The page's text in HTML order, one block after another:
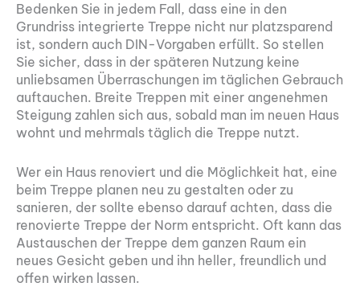
Bedenken Sie in jedem Fall, dass eine in den
Grundriss integrierte Treppe nicht nur platzsparend
ist, sondern auch DIN-Vorgaben erfüllt. So stellen
Sie sicher, dass in der späteren Nutzung keine
unliebsamen Überraschungen im täglichen Gebrauch
auftauchen. Breite Treppen mit einer angenehmen
Steigung zahlen sich aus, sobald man im neuen Haus
wohnt und mehrmals täglich die Treppe nutzt.
Wer ein Haus renoviert und die Möglichkeit hat, eine
beim Treppe planen neu zu gestalten oder zu
sanieren, der sollte ebenso darauf achten, dass die
renovierte Treppe der Norm entspricht. Oft kann das
Austauschen der Treppe dem ganzen Raum ein
neues Gesicht geben und ihn heller, freundlich und
offen wirken lassen.